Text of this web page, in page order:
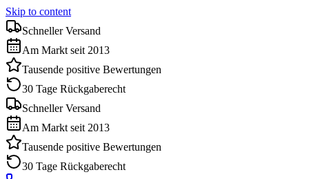
Skip to content
Schneller Versand
Am Markt seit 2013
Tausende positive Bewertungen
30 Tage Rückgaberecht
Schneller Versand
Am Markt seit 2013
Tausende positive Bewertungen
30 Tage Rückgaberecht